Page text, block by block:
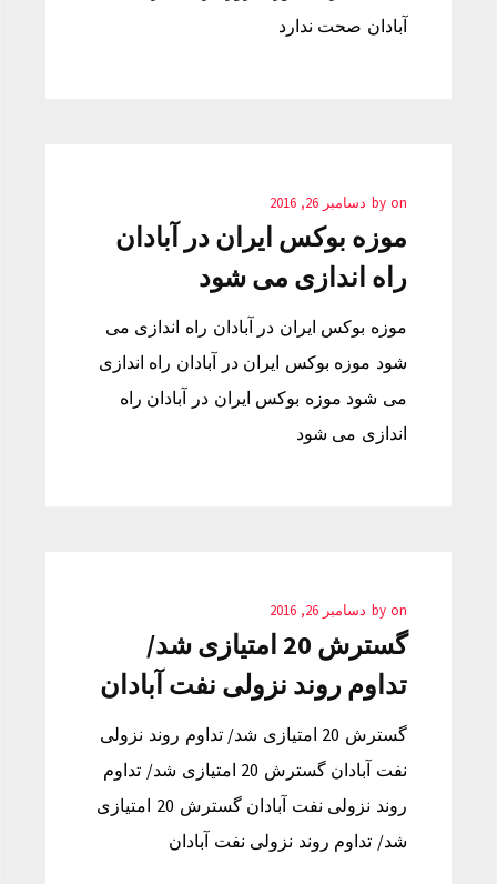
آبادان صحت ندارد
by on دسامبر 26, 2016
موزه بوکس ایران در آبادان
راه اندازی می شود
موزه بوکس ایران در آبادان راه اندازی می
شود موزه بوکس ایران در آبادان راه اندازی
می شود موزه بوکس ایران در آبادان راه
اندازی می شود
by on دسامبر 26, 2016
گسترش 20 امتیازی شد/
تداوم روند نزولی نفت آبادان
گسترش 20 امتیازی شد/ تداوم روند نزولی
نفت آبادان گسترش 20 امتیازی شد/ تداوم
روند نزولی نفت آبادان گسترش 20 امتیازی
شد/ تداوم روند نزولی نفت آبادان